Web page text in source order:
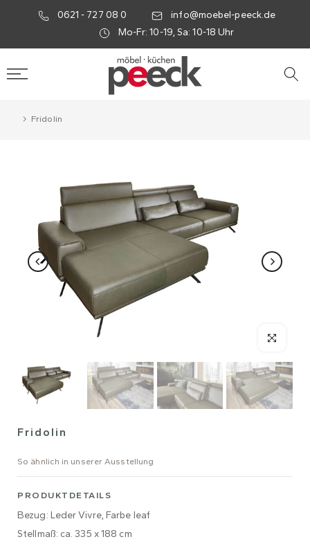
0621 - 727 08 0
info@moebel-peeck.de
Mo-Fr: 10-19, Sa: 10-18 Uhr
Fridolin
Fridolin
So ähnlich in unserer Ausstellung
PRODUKTDETAILS
Bezug: Leder Vivre, Farbe leaf
Stellmaß: ca. 335 x 188 cm